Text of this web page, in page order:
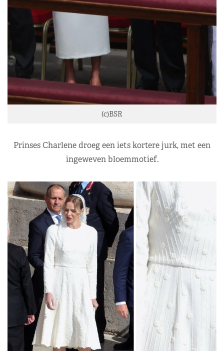
(c)BSR
Prinses Charlene droeg een iets kortere jurk, met een
ingeweven bloemmotief.